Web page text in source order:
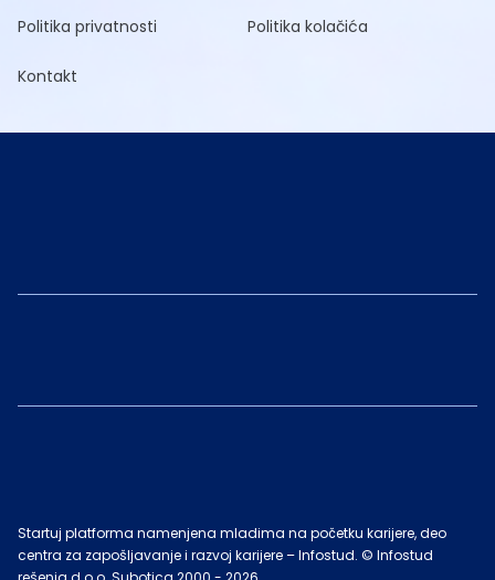
Politika privatnosti Politika kolačića
Kontakt
Startuj platforma namenjena mladima na početku karijere, deo
centra za zapošljavanje i razvoj karijere – Infostud. © Infostud